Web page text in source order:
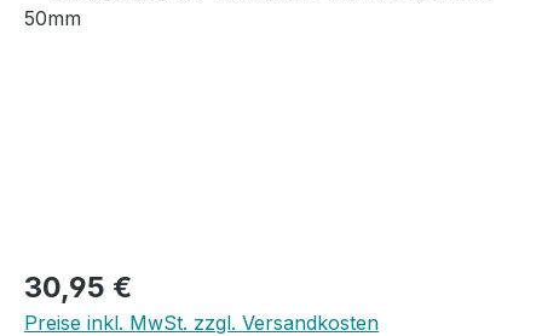
Regulärer Preis:
30,95 €
Preise inkl. MwSt. zzgl. Versandkosten